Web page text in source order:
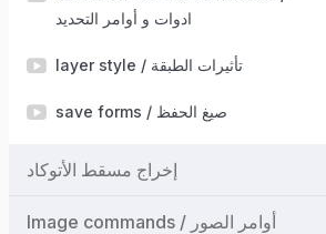
ادوات و أوامر التحديد
layer style / تأثيرات الطبقة
save forms / صيغ الحفظ
إخراج مسقط الأتوكاد
Image commands / أوامر الصور